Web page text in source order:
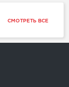
СМОТРЕТЬ ВСЕ